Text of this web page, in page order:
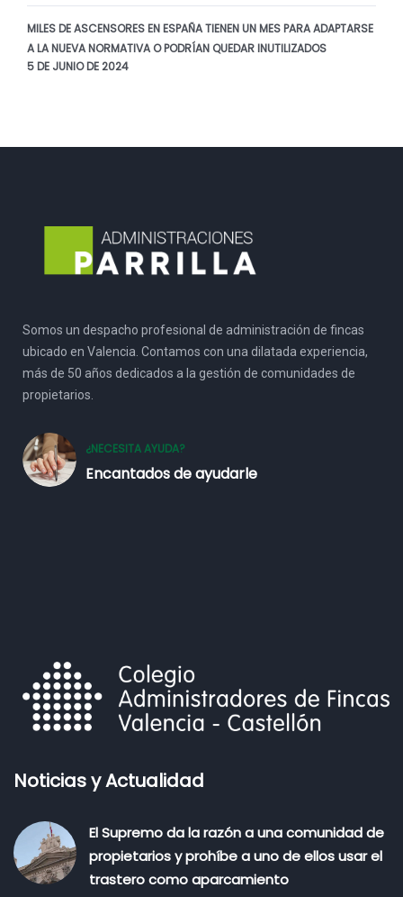
MILES DE ASCENSORES EN ESPAÑA TIENEN UN MES PARA ADAPTARSE
A LA NUEVA NORMATIVA O PODRÍAN QUEDAR INUTILIZADOS
5 DE JUNIO DE 2024
Somos un despacho profesional de administración de fincas
ubicado en Valencia. Contamos con una dilatada experiencia,
más de 50 años dedicados a la gestión de comunidades de
propietarios.
¿NECESITA AYUDA?
Encantados de ayudarle
Noticias y Actualidad
El Supremo da la razón a una comunidad de
propietarios y prohíbe a uno de ellos usar el
trastero como aparcamiento